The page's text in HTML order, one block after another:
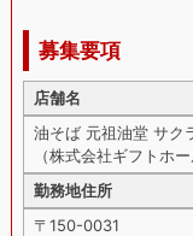
募集要項
店舗名
油そば 元祖油堂 サク
（株式会社ギフトホ
勤務地住所
〒150-0031